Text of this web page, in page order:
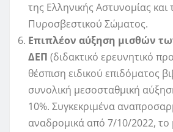
της Ελληνικής Αστυνομίας και
Πυροσβεστικού Σώματος.
Επιπλέον αύξηση μισθών
ΔΕΠ (διδακτικό ερευνητικό
θέσπιση ειδικού επιδόματος
συνολική μεσοσταθμική
10%. Συγκεκριμένα
αναδρομικά από 7/10/2022, το